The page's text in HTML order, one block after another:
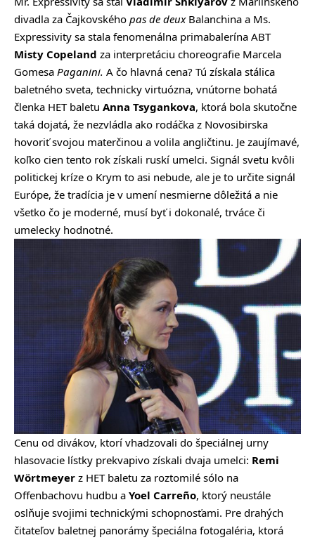
divadla za Čajkovského pas de deuxBalanchina a Ms.
Expressivity sa stala fenomenálna primabalerína ABT
Misty Copeland za interpretáciu choreografie Marcela
Gomesa Paganini. A čo hlavná cena? Tú získala stálica
baletného sveta, technicky virtuózna, vnútorne bohatá
členka HET baletu Anna Tsygankova, ktorá bola skutočne
taká dojatá, že nezvládla ako rodáčka z Novosibirska
hovoriť svojou materčinou a volila angličtinu. Je zaujímavé,
koľko cien tento rok získali ruskí umelci. Signál svetu kvôli
politickej kríze o Krym to asi nebude, ale je to určite signál
Európe, že tradícia je v umení nesmierne dôležitá a nie
všetko čo je moderné, musí byť i dokonalé, trváce či
umelecky hodnotné.
Cenu od divákov, ktorí vhadzovali do špeciálnej urny
hlasovacie lístky prekvapivo získali dvaja umelci: Remi
Wörtmeyer z HET baletu za roztomilé sólo na
Offenbachovu hudbu a Yoel Carreño, ktorý neustále
oslňuje svojimi technickými schopnosťami. Pre drahých
čitateľov baletnej panorámy špeciálna fotogaléria, ktorá